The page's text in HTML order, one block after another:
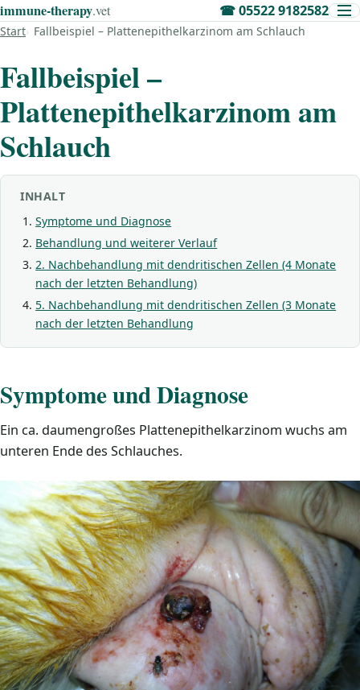
immune‑therapy.vet ☎05522 9182582
Start Fallbeispiel – Plattenepithelkarzinom am Schlauch
Fallbeispiel –
Plattenepithelkarzinom am
Schlauch
INHALT
Symptome und Diagnose
Behandlung und weiterer Verlauf
2. Nachbehandlung mit dendritischen Zellen (4 Monate
nach der letzten Behandlung)
5. Nachbehandlung mit dendritischen Zellen (3 Monate
nach der letzten Behandlung
Symptome und Diagnose
Ein ca. daumengroßes Plattenepithelkarzinom wuchs am
unteren Ende des Schlauches.